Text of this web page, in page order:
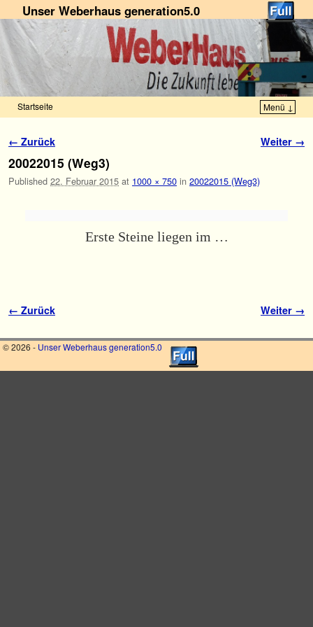
Unser Weberhaus generation5.0
Startseite Menü ↓
Bilder-Navigation
← Zurück Weiter →
20022015 (Weg3)
Published 22. Februar 2015 at 1000 × 750 in 20022015 (Weg3)
Erste Steine liegen im …
Bilder-Navigation
← Zurück Weiter →
© 2026 - Unser Weberhaus generation5.0